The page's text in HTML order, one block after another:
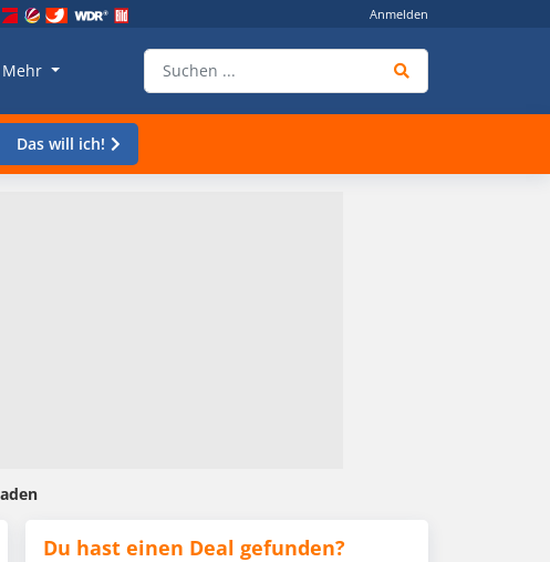
Anmelden
Mehr
Das will ich!
Du hast einen Deal gefunden?